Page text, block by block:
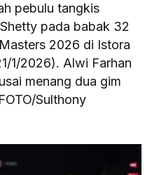
pebulu tangkis
pada babak 32
2026 di Istora
1/2026). Alwi Farhan
menang dua gim
Sulthony